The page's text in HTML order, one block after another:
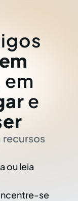
em
e
recursos
ou leia
se